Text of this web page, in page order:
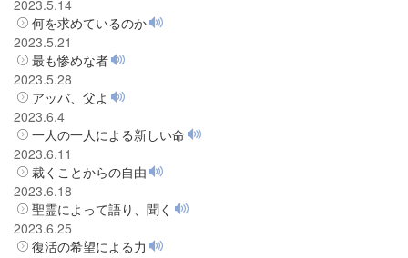
2023.5.14
何を求めているのか
2023.5.21
最も惨めな者
2023.5.28
アッバ、父よ
2023.6.4
一人の一人による新しい命
2023.6.11
裁くことからの自由
2023.6.18
聖霊によって語り、聞く
2023.6.25
復活の希望による力